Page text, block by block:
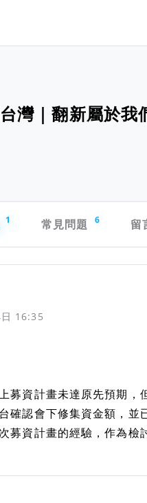
灣｜翻新屬於
1 常見問題 6 留
16:35
募資計畫未達原先預期
確認會下修集資金額，
募資計畫的經驗，作為